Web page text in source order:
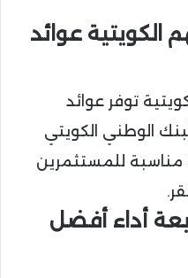
عوائد
توفر عوائد
الوطني الكويتي
مناسبة للمستثمرين
أداء أفضل